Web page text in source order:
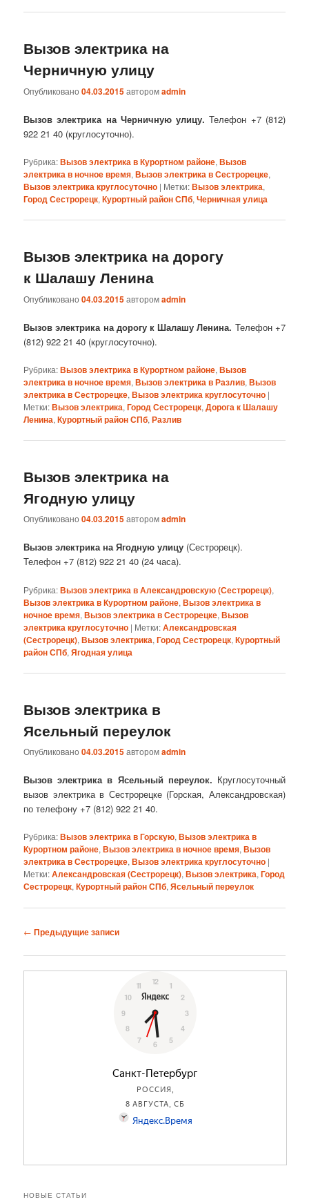
Вызов электрика на
Черничную улицу
Опубликовано04.03.2015авторомadmin
Вызов электрика на Черничную улицу.Телефон +7 (812)
922 21 40 (круглосуточно).
Рубрика:Вызов электрика в Курортном районе,Вызов
электрика в ночное время,Вызов электрика в Сестрорецке,
Вызов электрика круглосуточно | Метки:Вызов электрика,
Город Сестрорецк,Курортный район СПб,Черничная улица
Вызов электрика на дорогу
к Шалашу Ленина
Опубликовано04.03.2015авторомadmin
Вызов электрика на дорогу к Шалашу Ленина. Телефон +7
(812) 922 21 40 (круглосуточно).
Рубрика:Вызов электрика в Курортном районе,Вызов
электрика в ночное время,Вызов электрика в Разлив,Вызов
электрика в Сестрорецке,Вызов электрика круглосуточно |
Метки:Вызов электрика,Город Сестрорецк,Дорога к Шалашу
Ленина,Курортный район СПб,Разлив
Вызов электрика на
Ягодную улицу
Опубликовано04.03.2015авторомadmin
Вызов электрика на Ягодную улицу (Сестрорецк).
Телефон +7 (812) 922 21 40 (24 часа).
Рубрика:Вызов электрика в Александровскую (Сестрорецк),
Вызов электрика в Курортном районе,Вызов электрика в
ночное время,Вызов электрика в Сестрорецке,Вызов
электрика круглосуточно | Метки:Александровская
(Сестрорецк),Вызов электрика,Город Сестрорецк,Курортный
район СПб,Ягодная улица
Вызов электрика в
Ясельный переулок
Опубликовано04.03.2015авторомadmin
Вызов электрика в Ясельный переулок. Круглосуточный
вызов электрика в Сестрорецке (Горская, Александровская)
по телефону +7 (812) 922 21 40.
Рубрика:Вызов электрика в Горскую,Вызов электрика в
Курортном районе,Вызов электрика в ночное время,Вызов
электрика в Сестрорецке,Вызов электрика круглосуточно |
Метки:Александровская (Сестрорецк),Вызов электрика,Город
Сестрорецк,Курортный район СПб,Ясельный переулок
Навигация
записям
← Предыдущие записи
НОВЫЕ СТАТЬИ